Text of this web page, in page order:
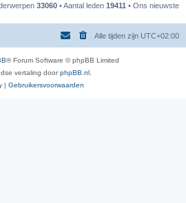
33060 • Aantal leden 19411 • Ons nieuwste
Alle tijden zijn UTC+02:00
® Forum Software © phpBB Limited
vertaling doorphpBB.nl
| Gebruikersvoorwaarden